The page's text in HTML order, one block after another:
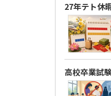
27年テト休
高校卒業試